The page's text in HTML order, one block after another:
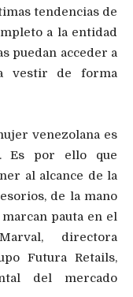
tendencias de
a la entidad
puedan acceder a
vestir de forma
venezolana es
Es por ello que
al alcance de la
de la mano
pauta en el
directora
Futura Retails,
del mercado